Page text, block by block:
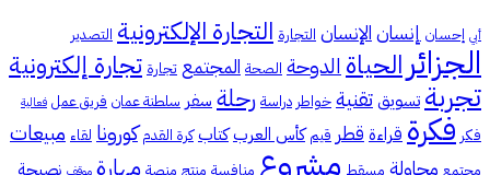
أبي إحسان إنسانالإنسان التجارة التجارة الإلكترونية التصدير
الجزائر الحياةالدوحة الصحة المجتمع تجارة تجارة إلكترونية
تجربة تسويقتقنية خواطر دراسة رحلة سفر سلطنة عمان فريق عمل فعالية
فكر فكرة قراءة قطر قيم كأس العرب كتاب كرة القدم كورونا لقاء مبيعات
محاولة مشروع مهارة موقف نصيحة